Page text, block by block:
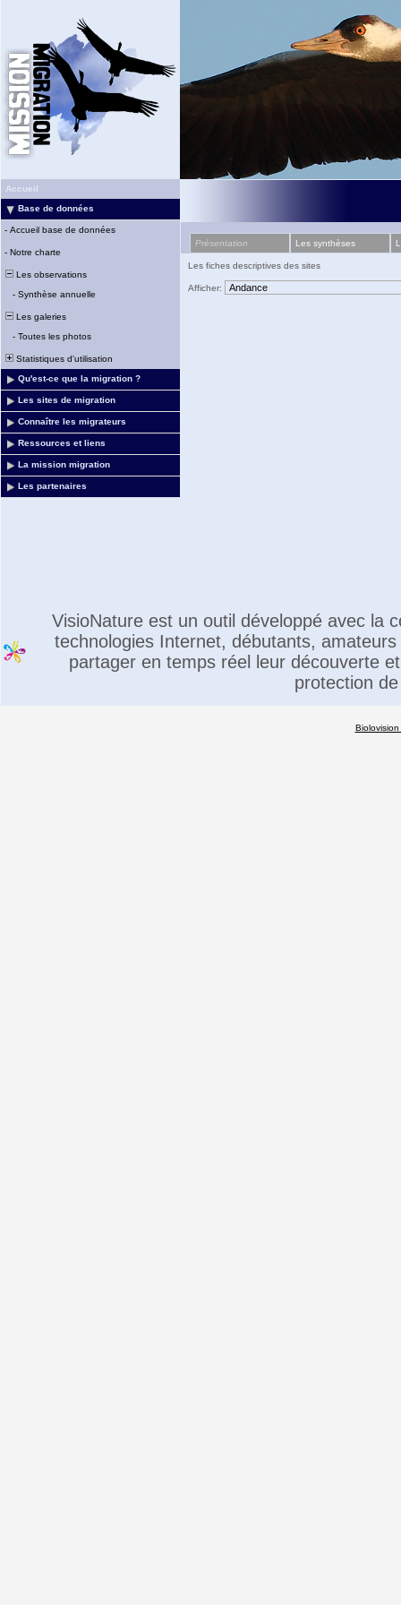
Accueil
Base de données
- Accueil base de données
- Notre charte
Les observations
- Synthèse annuelle
Les galeries
- Toutes les photos
Statistiques d'utilisation
Qu'est-ce que la migration ?
Les sites de migration
Connaître les migrateurs
Ressources et liens
La mission migration
Les partenaires
Présentation Les synthèses
Les fiches descriptives des sites
Afficher:
VisioNature est un outil développé avec la
technologies Internet, débutants,
partager en temps réel leur découverte
protection
Biolovision